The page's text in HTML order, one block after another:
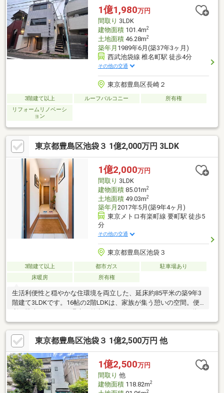
1億1,980万円
間取り 3LDK
建物面積101.4m2
土地面積46.28m2
築年月 1989年6月(築37年3ヶ月)
西武池袋線 椎名町駅 徒歩4分
その他の交通
東京都豊島区長崎２
3階建て以上 ルーフバルコニー
所有権
リフォームリノベーシ
ョン
東京都豊島区池袋３ 1億2,000万円 3LDK
1億2,000万円
間取り 3LDK
建物面積85.01m2
土地面積49.03m2
築年月 2017年5月(築9年4ヶ月)
東京メトロ有楽町線 要町駅 徒歩5
分
その他の交通
東京都豊島区池袋３
3階建て以上 都市ガス
駐車場あり
床暖房
所有権
生活利便性と穏やかな住環境を両立した、延床約85平米の築9年3
階建て3LDKです。16帖の2階LDKは、家族が集う憩いの空間。便
3階の洋室は全室6帖超を備え、各々の時間をゆったり満喫できる
間取りです。スーパーや公園が徒歩数分圏内と近く、子育てに最
適な環境でありながら、「池袋」も徒歩圏に捉える好アクセスが
日々の暮らしを彩ります。有楽町線「要町」駅へ徒歩5分など2駅
が利用可能です。弊社ではエリアに精通したスタッフが現地をご
案内いたします。ぜひお気軽にお問い合わせください。
東京都豊島区池袋３ 1億2,500万円 他
1億2,500万円
間取り 他
建物面積118.82m2
2